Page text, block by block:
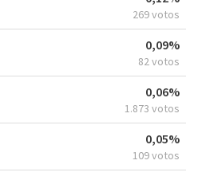
269 votos
0,09%
82 votos
0,06%
1.873 votos
0,05%
109 votos